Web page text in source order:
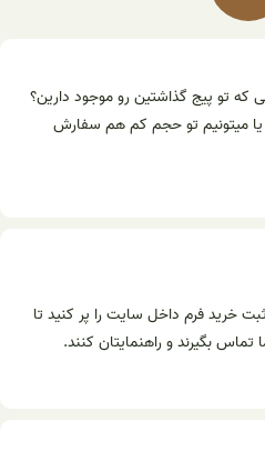
که تو پیج گذاشتین رو موجود دارین؟
میتونیم تو حجم کم هم سفارش
خرید فرم داخل سایت را پر کنید تا
بگیرند و راهنمایتان کنند.